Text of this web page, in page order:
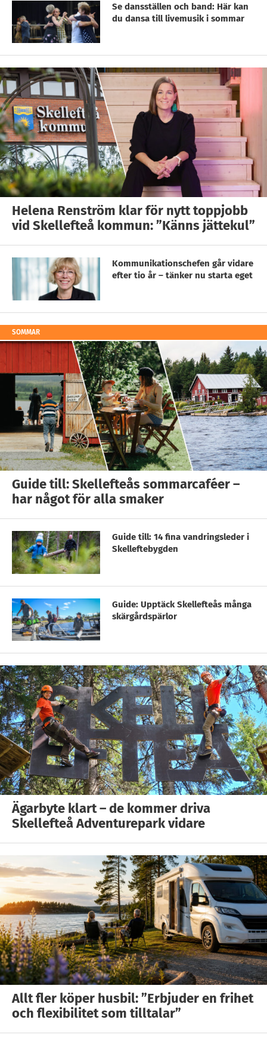
Se dansställen och band: Här kan
du dansa till livemusik i sommar
Helena Renström klar för nytt toppjobb
vid Skellefteå kommun: ”Känns jättekul”
Kommunikationschefen går vidare
efter tio år – tänker nu starta eget
SOMMAR
Guide till: Skellefteås sommarcaféer –
har något för alla smaker
Guide till: 14 fina vandringsleder i
Skelleftebygden
Guide: Upptäck Skellefteås många
skärgårdspärlor
Ägarbyte klart – de kommer driva
Skellefteå Adventurepark vidare
Allt fler köper husbil: ”Erbjuder en frihet
och flexibilitet som tilltalar”